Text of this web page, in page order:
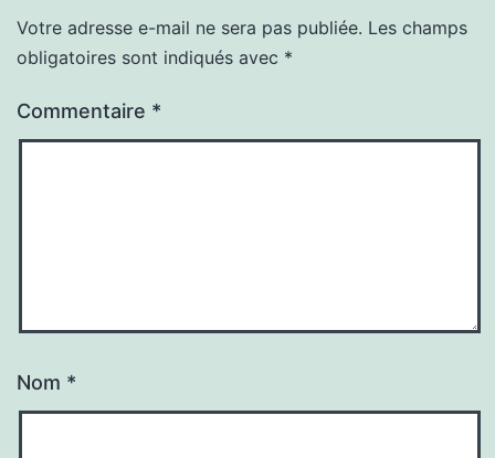
Votre adresse e-mail ne sera pas publiée. Les champs
obligatoires sont indiqués avec *
Commentaire *
Nom *